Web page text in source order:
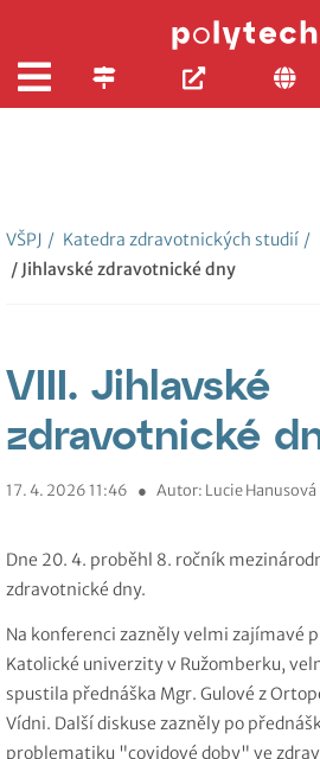
VŠPJ / Katedra zdravotnických studií /
/ Jihlavské zdravotnické dny
VIII. Jihlavské
zdravotnické
17. 4. 2026 11:46 ● Autor: Lucie Hanusová
Dne 20. 4. proběhl 8. ročník
zdravotnické dny.
Na konferenci zazněly velmi zajímavé
Katolické univerzity v Ružomberku,
spustila přednáška Mgr. Gulové z
Vídni. Další diskuse zazněly po
problematiku "covidové doby" ve